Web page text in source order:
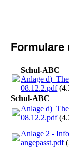
Formulare
Schul-ABC
Anlage
08.12.2.pdf
Schul-ABC
Anlage
08.12.2.pdf
Anlage 2 -
angepasst.pdf